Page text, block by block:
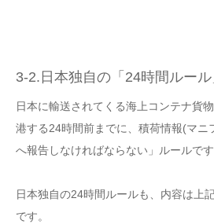
3-2.日本独自の「24時間ルール
日本に輸送されてくる海上コンテナ貨
港する24時間前までに、積荷情報(マニ
へ報告しなければならない」ルールです
日本独自の24時間ルールも、内容は上
です。